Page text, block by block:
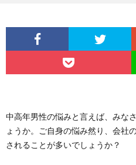
中高年男性の悩みと言えば、みな
ょうか。ご自身の悩み然り、会社
されることが多いでしょうか？